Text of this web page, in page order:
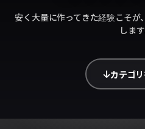
安く大量に作ってきた経験こそ
します
カテゴ